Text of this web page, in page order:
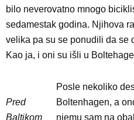
bilo neverovatno mnogo
sedamestak godina. Njihova
velika pa su se ponudili da se
Kao ja, i oni su išli u
Pred
Baltikom
Posle nekoliko
Boltenhagen, a
njemu sam na